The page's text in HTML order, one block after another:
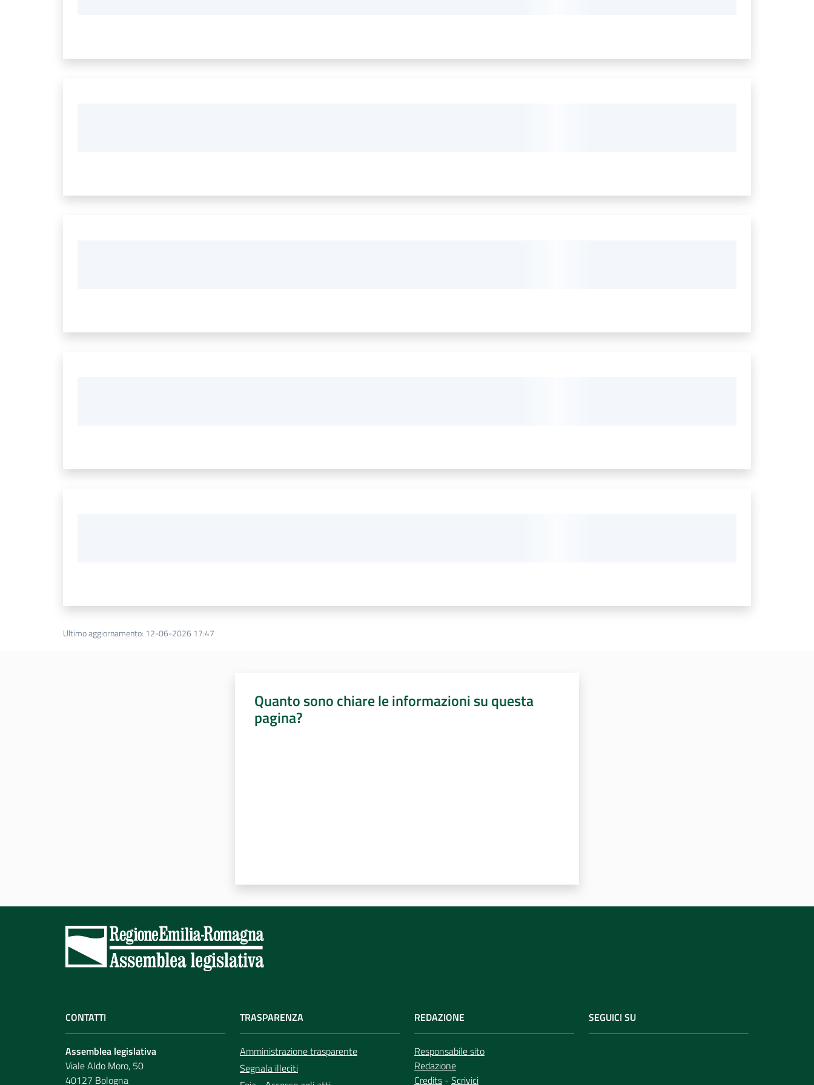
Ultimo aggiornamento: 12-06-2026 17:47
Quanto sono chiare le informazioni su questa
pagina?
CONTATTI
Assemblea legislativa
Viale Aldo Moro, 50
40127 Bologna
TRASPARENZA
Amministrazione trasparente
Segnala illeciti
REDAZIONE
Responsabile sito
Redazione
Credits - Scrivici
SEGUICI SU